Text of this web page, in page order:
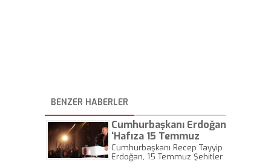
BENZER HABERLER
Cumhurbaşkanı Erdoğan
‘Hafıza 15 Temmuz
Müzesi’ açılışını yaptı
Cumhurbaşkanı Recep Tayyip
Erdoğan, 15 Temmuz Şehitler